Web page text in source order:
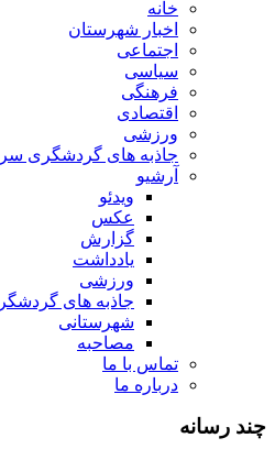
خانه
اخبار شهرستان
اجتماعی
سیاسی
فرهنگی
اقتصادی
ورزشی
جاذبه های گردشگری
آرشیو
ویدئو
عکس
گزارش
یادداشت
ورزشی
جاذبه های
شهرستانی
مصاحبه
تماس با ما
درباره ما
چند رسانه